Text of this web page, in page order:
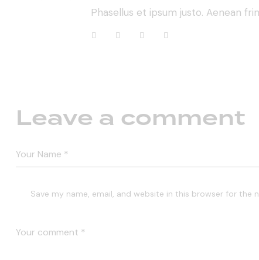
Phasellus et ipsum justo. Aenean
facebooktwitter-dribbble-instagramm
Leave a comment
Save my name, email, and website in this browser for the